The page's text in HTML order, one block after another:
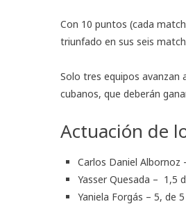
Con 10 puntos (cada
triunfado en sus seis
Solo tres equipos avanzan
cubanos, que deberán
Actuación de
Carlos Daniel Albornoz
Yasser Quesada – 1,5
Yaniela Forgás – 5, de 5